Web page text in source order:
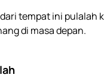
tempat ini
di masa depan.